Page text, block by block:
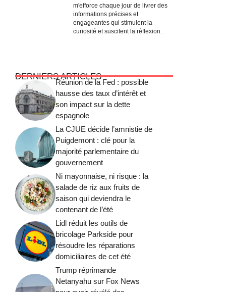
m'efforce chaque jour de livrer des
informations précises et
engageantes qui stimulent la
curiosité et suscitent la réflexion.
DERNIERS ARTICLES
Réunion de la Fed : possible
hausse des taux d’intérêt et
son impact sur la dette
espagnole
La CJUE décide l’amnistie de
Puigdemont : clé pour la
majorité parlementaire du
gouvernement
Ni mayonnaise, ni risque : la
salade de riz aux fruits de
saison qui deviendra le
contenant de l’été
Lidl réduit les outils de
bricolage Parkside pour
résoudre les réparations
domiciliaires de cet été
Trump réprimande
Netanyahu sur Fox News